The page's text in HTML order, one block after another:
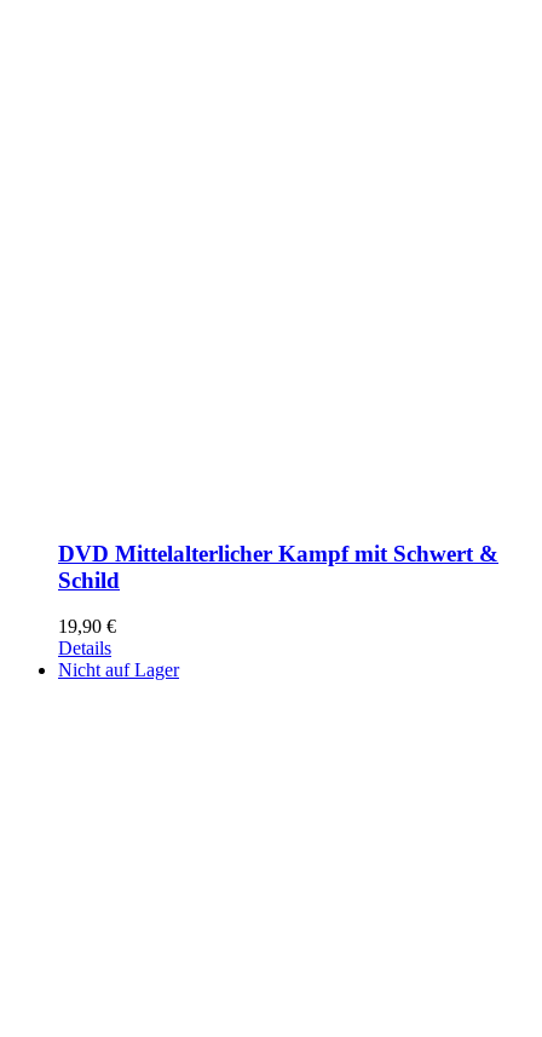
DVD Mittelalterlicher Kampf mit Schwert &
Schild
19,90 €
Details
Nicht auf Lager